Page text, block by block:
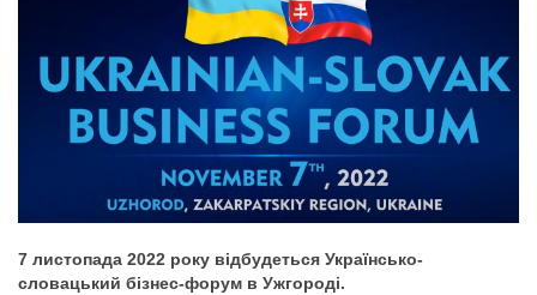
7 листопада 2022 року відбудеться Українсько-
словацький бізнес-форум в Ужгороді.